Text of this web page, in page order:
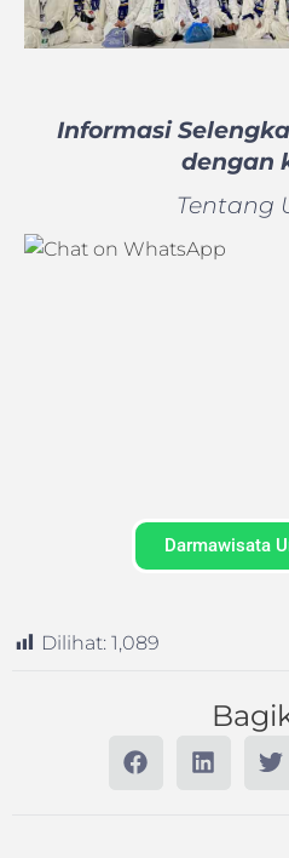
Informasi
dengan
Tentang
Darmawisata
Dilihat: 1,089